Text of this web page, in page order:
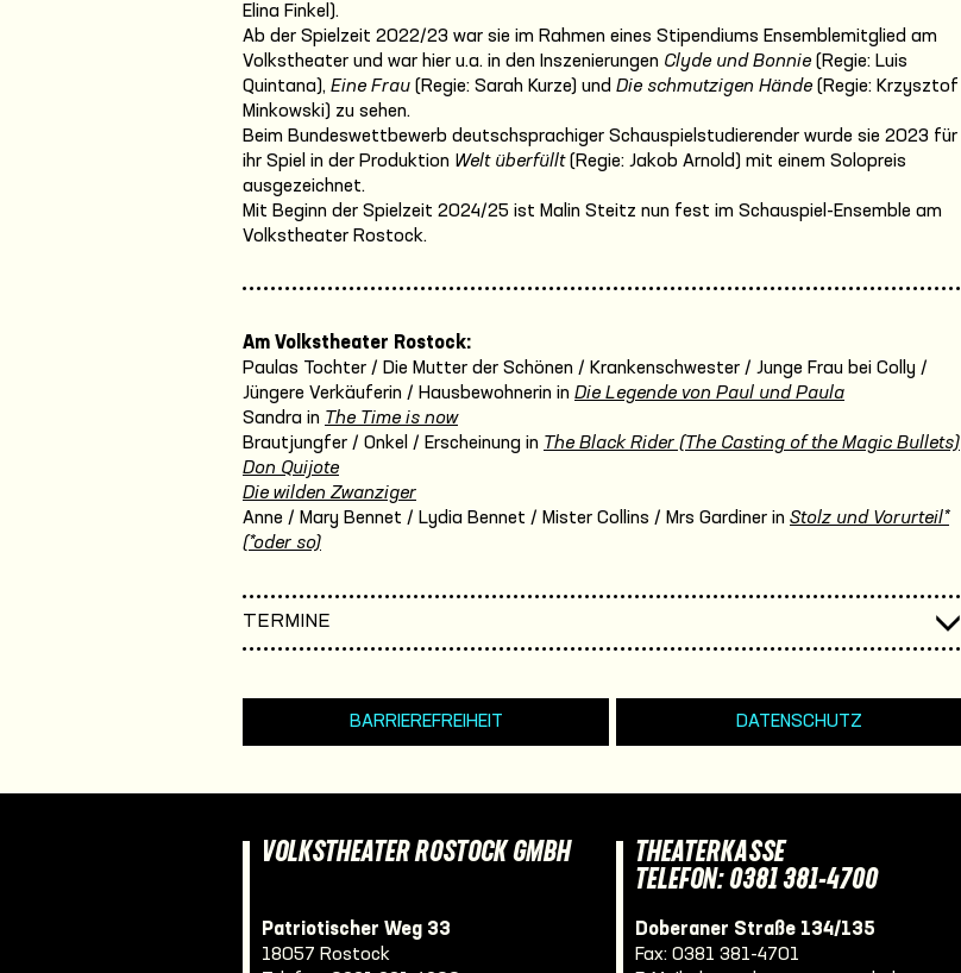
Elina Finkel).
Ab der Spielzeit 2022/23 war sie im Rahmen eines Stipendiums Ensemblemitglied am
Volkstheater und war hier u.a. in den Inszenierungen Clyde und Bonnie (Regie: Luis
Quintana), Eine Frau (Regie: Sarah Kurze) und Die schmutzigen Hände (Regie: Krzysztof
Minkowski) zu sehen.
Beim Bundeswettbewerb deutschsprachiger Schauspielstudierender wurde sie 2023 für
ihr Spiel in der Produktion Welt überfüllt(Regie: Jakob Arnold) mit einem Solopreis
ausgezeichnet.
Mit Beginn der Spielzeit 2024/25 ist Malin Steitz nun fest im Schauspiel-Ensemble am
Volkstheater Rostock.
Am Volkstheater Rostock:
Paulas Tochter / Die Mutter der Schönen / Krankenschwester / Junge Frau bei Colly /
Jüngere Verkäuferin / Hausbewohnerin in Die Legende von Paul und Paula
Sandra in The Time is now
Brautjungfer / Onkel / Erscheinung in The Black Rider (The Casting of the Magic Bullets)
Don Quijote
Die wilden Zwanziger
Anne / Mary Bennet / Lydia Bennet / Mister Collins / Mrs Gardiner in Stolz und Vorurteil*
(*oder so)
TERMINE
BARRIEREFREIHEIT DATENSCHUTZ
VOLKSTHEATER ROSTOCK GMBH
Patriotischer Weg 33
18057 Rostock
THEATERKASSE
TELEFON: 0381 381-4700
Doberaner Straße 134/135
Fax: 0381 381-4701